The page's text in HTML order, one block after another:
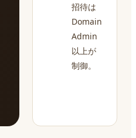
招待は
Domain
Admin
以上が
制御。